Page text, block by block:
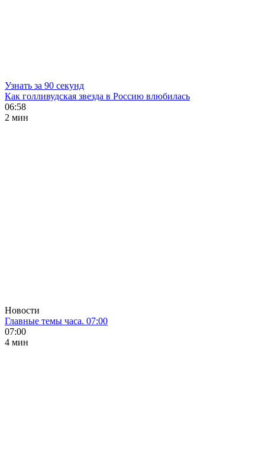
Узнать за 90 секунд
Как голливудская звезда в Россию влюбилась
06:58
2 мин
Новости
Главные темы часа. 07:00
07:00
4 мин